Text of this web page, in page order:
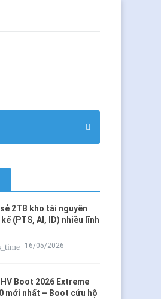
2TB kho tài nguyên
(PTS, AI, ID) nhiều lĩnh
16/05/2026
Boot 2026 Extreme
mới nhất – Boot cứu hộ